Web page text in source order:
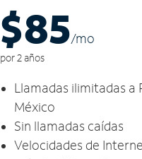
$85/mo
por 2 años
Llamadas ilimitadas a
México
Sin llamadas caídas
Velocidades de